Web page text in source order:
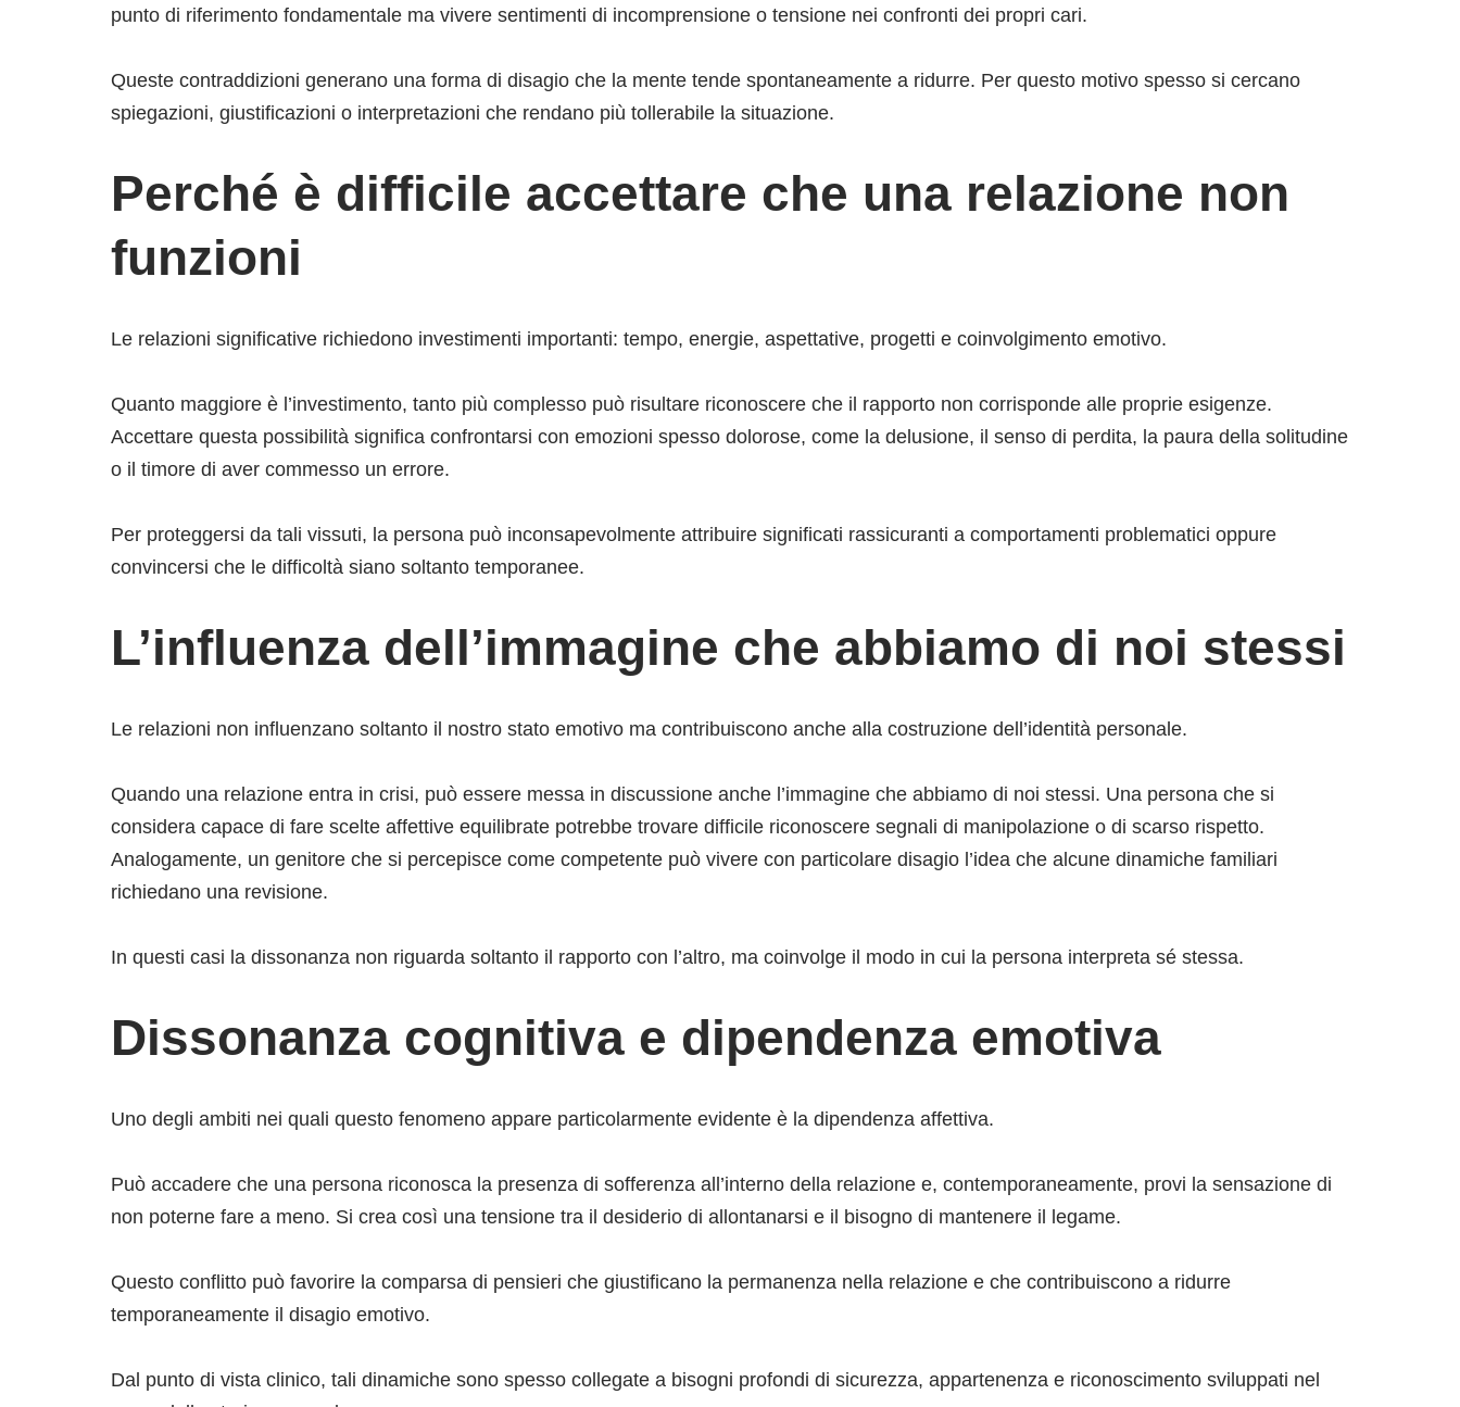
punto di riferimento fondamentale ma vivere sentimenti di incomprensione o tensione nei confronti dei propri cari.
Queste contraddizioni generano una forma di disagio che la mente tende spontaneamente a ridurre. Per questo motivo spesso si cercano
spiegazioni, giustificazioni o interpretazioni che rendano più tollerabile la situazione.
Perché è difficile accettare che una relazione non
funzioni
Le relazioni significative richiedono investimenti importanti: tempo, energie, aspettative, progetti e coinvolgimento emotivo.
Quanto maggiore è l’investimento, tanto più complesso può risultare riconoscere che il rapporto non corrisponde alle proprie esigenze.
Accettare questa possibilità significa confrontarsi con emozioni spesso dolorose, come la delusione, il senso di perdita, la paura della solitudine
o il timore di aver commesso un errore.
Per proteggersi da tali vissuti, la persona può inconsapevolmente attribuire significati rassicuranti a comportamenti problematici oppure
convincersi che le difficoltà siano soltanto temporanee.
L’influenza dell’immagine che abbiamo di noi stessi
Le relazioni non influenzano soltanto il nostro stato emotivo ma contribuiscono anche alla costruzione dell’identità personale.
Quando una relazione entra in crisi, può essere messa in discussione anche l’immagine che abbiamo di noi stessi. Una persona che si
considera capace di fare scelte affettive equilibrate potrebbe trovare difficile riconoscere segnali di manipolazione o di scarso rispetto.
Analogamente, un genitore che si percepisce come competente può vivere con particolare disagio l’idea che alcune dinamiche familiari
richiedano una revisione.
In questi casi la dissonanza non riguarda soltanto il rapporto con l’altro, ma coinvolge il modo in cui la persona interpreta sé stessa.
Dissonanza cognitiva e dipendenza emotiva
Uno degli ambiti nei quali questo fenomeno appare particolarmente evidente è la dipendenza affettiva.
Può accadere che una persona riconosca la presenza di sofferenza all’interno della relazione e, contemporaneamente, provi la sensazione di
non poterne fare a meno. Si crea così una tensione tra il desiderio di allontanarsi e il bisogno di mantenere il legame.
Questo conflitto può favorire la comparsa di pensieri che giustificano la permanenza nella relazione e che contribuiscono a ridurre
temporaneamente il disagio emotivo.
Dal punto di vista clinico, tali dinamiche sono spesso collegate a bisogni profondi di sicurezza, appartenenza e riconoscimento sviluppati nel